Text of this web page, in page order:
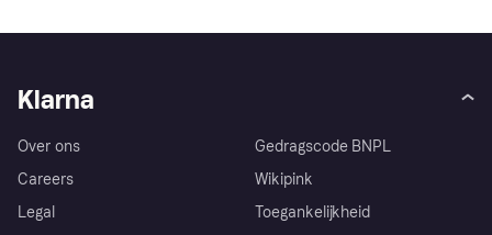
Klarna
Over ons
Careers
Legal
Gedragscode BNPL
Wikipink
Toegankelijkheid